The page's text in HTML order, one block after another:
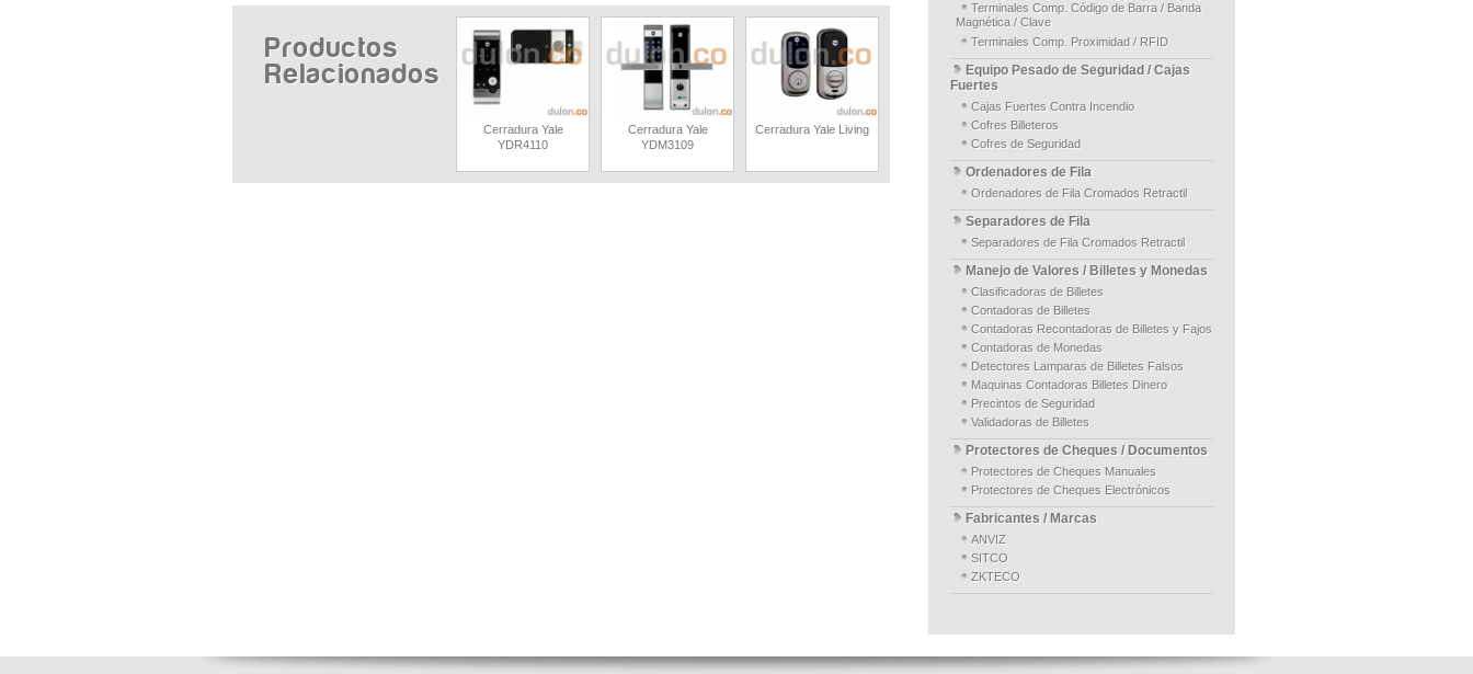
Productos
Relacionados
Cerradura Yale
YDR4110
Cerradura Yale
YDM3109
Cerradura Yale Living
Terminales Comp. Código de Barra / Banda
Magnética / Clave
Terminales Comp. Proximidad / RFID
Equipo Pesado de Seguridad / Cajas
Fuertes
Cajas Fuertes Contra Incendio
Cofres Billeteros
Cofres de Seguridad
Ordenadores de Fila
Ordenadores de Fila Cromados Retractil
Separadores de Fila
Separadores de Fila Cromados Retractil
Manejo de Valores / Billetes y Monedas
Clasificadoras de Billetes
Contadoras de Billetes
Contadoras Recontadoras de Billetes y Fajos
Contadoras de Monedas
Detectores Lamparas de Billetes Falsos
Maquinas Contadoras Billetes Dinero
Precintos de Seguridad
Validadoras de Billetes
Protectores de Cheques / Documentos
Protectores de Cheques Manuales
Protectores de Cheques Electrónicos
Fabricantes / Marcas
ANVIZ
SITCO
ZKTECO